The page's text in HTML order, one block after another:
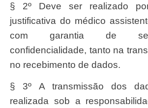
§ 2º Deve ser realizado
justificativa do médico
com garantia de
confidencialidade, tanto na
no recebimento de dados.
§ 3º A transmissão dos
realizada sob a